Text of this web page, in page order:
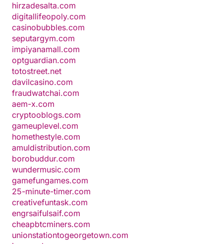
hirzadesalta.com
digitallifeopoly.com
casinobubbles.com
seputargym.com
impiyanamall.com
optguardian.com
totostreet.net
davilcasino.com
fraudwatchai.com
aem-x.com
cryptooblogs.com
gameuplevel.com
homethestyle.com
amuldistribution.com
borobuddur.com
wundermusic.com
gamefungames.com
25-minute-timer.com
creativefuntask.com
engrsaifulsaif.com
cheapbtcminers.com
unionstationtogeorgetown.com